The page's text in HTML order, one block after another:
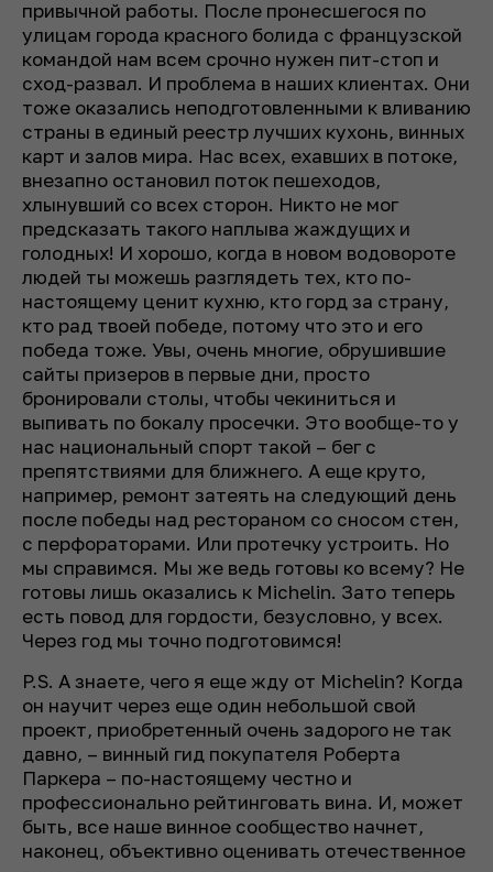
привычной работы. После пронесшегося по
улицам города красного болида с французской
командой нам всем срочно нужен пит-стоп и
сход-развал. И проблема в наших клиентах. Они
тоже оказались неподготовленными к вливанию
страны в единый реестр лучших кухонь, винных
карт и залов мира. Нас всех, ехавших в потоке,
внезапно остановил поток пешеходов,
хлынувший со всех сторон. Никто не мог
предсказать такого наплыва жаждущих и
голодных! И хорошо, когда в новом водовороте
людей ты можешь разглядеть тех, кто по-
настоящему ценит кухню, кто горд за страну,
кто рад твоей победе, потому что это и его
победа тоже. Увы, очень многие, обрушившие
сайты призеров в первые дни, просто
бронировали столы, чтобы чекиниться и
выпивать по бокалу просечки. Это вообще-то у
нас национальный спорт такой – бег с
препятствиями для ближнего. А еще круто,
например, ремонт затеять на следующий день
после победы над рестораном со сносом стен,
с перфораторами. Или протечку устроить. Но
мы справимся. Мы же ведь готовы ко всему? Не
готовы лишь оказались к Michelin. Зато теперь
есть повод для гордости, безусловно, у всех.
Через год мы точно подготовимся!
P.S. А знаете, чего я еще жду от Michelin? Когда
он научит через еще один небольшой свой
проект, приобретенный очень задорого не так
давно, – винный гид покупателя Роберта
Паркера – по-настоящему честно и
профессионально рейтинговать вина. И, может
быть, все наше винное сообщество начнет,
наконец, объективно оценивать отечественное